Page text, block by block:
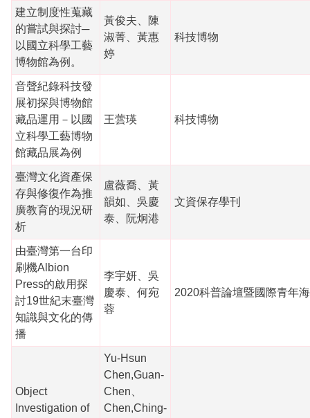
建立制度性蒐藏
的嘗試與探討─
以國立科學工藝
博物館為例。
黃俊夫、陳
淑菁、黃惠
婷
科技博物
音聲紀錄科技發
展初探與博物館
藏品運用－以國
立科學工藝博物
館藏品展為例
王蕓瑛 科技博物
臺灣文化資產保
存與修復作為推
廣教育的現況研
析
盧薇喬、黃
韻如、吳慶
泰、阮炯港
文資保存學刊
由臺灣第一台印
刷機Albion
Press的啟用探
討19世紀末臺灣
知識與文化的傳
播
李宇妍、吳
慶泰、何宛
蓉
2020科普論壇暨國際青年
Object
Investigation of
Yu-Hsun
Chen,Guan-
Chen、
Chen,Ching-